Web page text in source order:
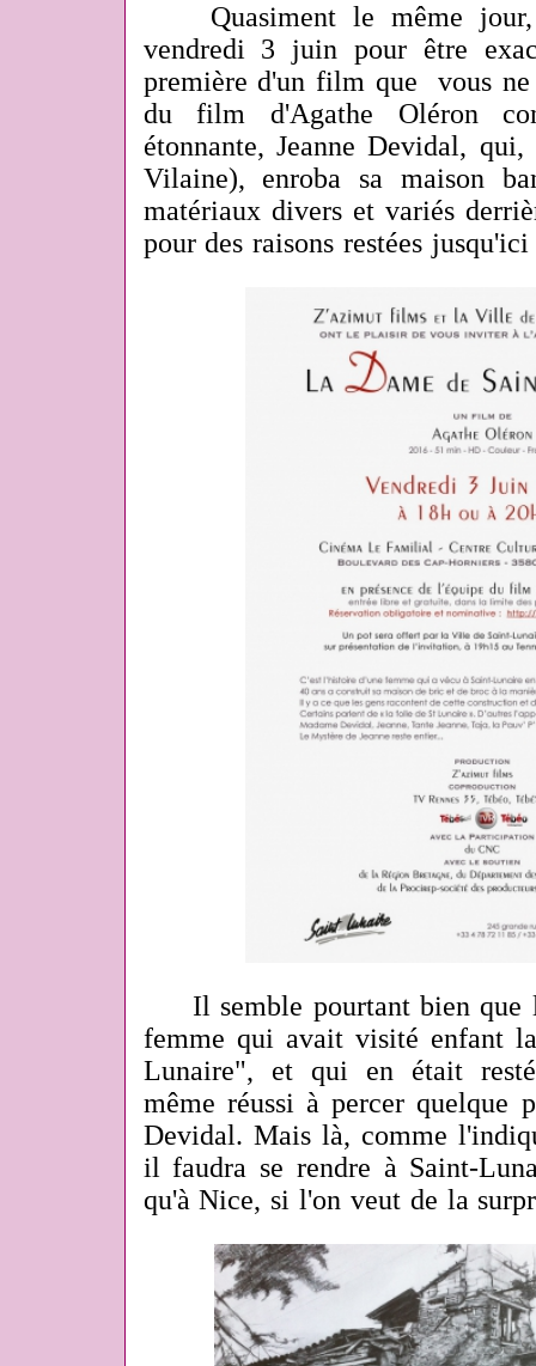
Quasiment le même
vendredi 3 juin pour être
première d'un film que vous
du film d'Agathe Oléron
étonnante, Jeanne Devidal,
Vilaine), enroba sa maison
matériaux divers et variés
pour des raisons restées
Il semble pourtant bien que
femme qui avait visité enfant
Lunaire", et qui en était
même réussi à percer quelque
Devidal. Mais là, comme
il faudra se rendre à Saint-
qu'à Nice, si l'on veut de la